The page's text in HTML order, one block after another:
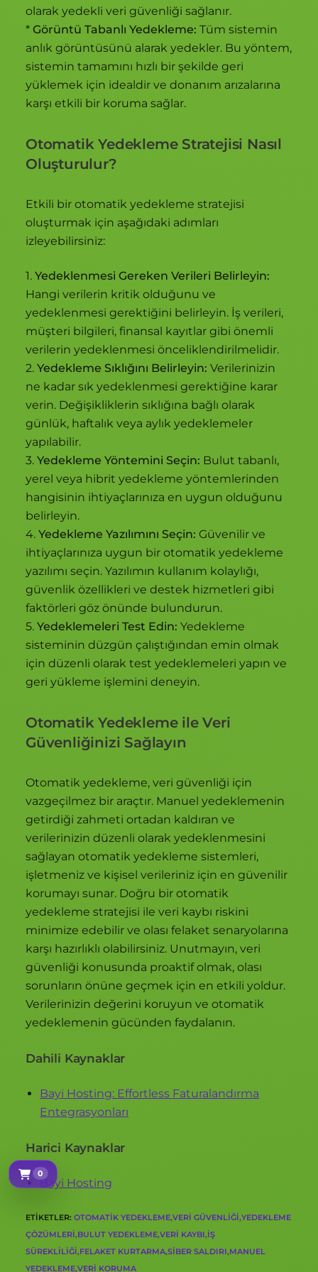
0
Sepetim
olarak yedekli veri güvenliği sağlanır.
* Görüntü Tabanlı Yedekleme: Tüm sistemin
anlık görüntüsünü alarak yedekler. Bu yöntem,
sistemin tamamını hızlı bir şekilde geri
yüklemek için idealdir ve donanım arızalarına
karşı etkili bir koruma sağlar.
Otomatik Yedekleme Stratejisi Nasıl
Oluşturulur?
Etkili bir otomatik yedekleme stratejisi
oluşturmak için aşağıdaki adımları
izleyebilirsiniz:
1. Yedeklenmesi Gereken Verileri Belirleyin:
Hangi verilerin kritik olduğunu ve
yedeklenmesi gerektiğini belirleyin. İş verileri,
müşteri bilgileri, finansal kayıtlar gibi önemli
verilerin yedeklenmesi önceliklendirilmelidir.
2. Yedekleme Sıklığını Belirleyin: Verilerinizin
ne kadar sık yedeklenmesi gerektiğine karar
verin. Değişikliklerin sıklığına bağlı olarak
günlük, haftalık veya aylık yedeklemeler
yapılabilir.
3. Yedekleme Yöntemini Seçin: Bulut tabanlı,
yerel veya hibrit yedekleme yöntemlerinden
hangisinin ihtiyaçlarınıza en uygun olduğunu
belirleyin.
4. Yedekleme Yazılımını Seçin: Güvenilir ve
ihtiyaçlarınıza uygun bir otomatik yedekleme
yazılımı seçin. Yazılımın kullanım kolaylığı,
güvenlik özellikleri ve destek hizmetleri gibi
faktörleri göz önünde bulundurun.
5. Yedeklemeleri Test Edin: Yedekleme
sisteminin düzgün çalıştığından emin olmak
için düzenli olarak test yedeklemeleri yapın ve
geri yükleme işlemini deneyin.
Otomatik Yedekleme ile Veri
Güvenliğinizi Sağlayın
Otomatik yedekleme, veri güvenliği için
vazgeçilmez bir araçtır. Manuel yedeklemenin
getirdiği zahmeti ortadan kaldıran ve
verilerinizin düzenli olarak yedeklenmesini
sağlayan otomatik yedekleme sistemleri,
işletmeniz ve kişisel verileriniz için en güvenilir
korumayı sunar. Doğru bir otomatik
yedekleme stratejisi ile veri kaybı riskini
minimize edebilir ve olası felaket senaryolarına
karşı hazırlıklı olabilirsiniz. Unutmayın, veri
güvenliği konusunda proaktif olmak, olası
sorunların önüne geçmek için en etkili yoldur.
Verilerinizin değerini koruyun ve otomatik
yedeklemenin gücünden faydalanın.
Dahili Kaynaklar
Bayi Hosting: Effortless Faturalandırma
Entegrasyonları
Harici Kaynaklar
Bayi Hosting
ETIKETLER: OTOMATIK YEDEKLEME,VERI GÜVENLIĞI,YEDEKLEME
ÇÖZÜMLERI,BULUT YEDEKLEME,VERI KAYBI,IŞ
SÜREKLILIĞI,FELAKET KURTARMA,SIBER SALDIRI,MANUEL
YEDEKLEME,VERI KORUMA